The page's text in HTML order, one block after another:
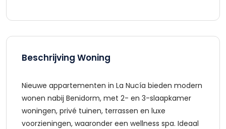
Beschrijving Woning
Nieuwe appartementen in La Nucía bieden modern
wonen nabij Benidorm, met 2- en 3-slaapkamer
woningen, privé tuinen, terrassen en luxe
voorzieningen, waaronder een wellness spa. Ideaal